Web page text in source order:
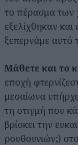
το πέρασμα των
εξελίχθηκαν
ξεπερνάμε αυτό
Μάθετε και το
εποχή
μεσαίωνα
τη στιγμή που
βρίσκει την
ρουθουνιών;)